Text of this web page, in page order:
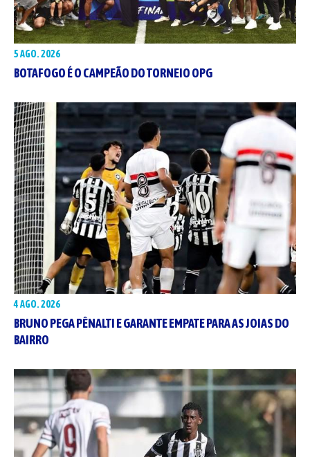
5 AGO. 2026
BOTAFOGO É O CAMPEÃO DO TORNEIO OPG
4 AGO. 2026
BRUNO PEGA PÊNALTI E GARANTE EMPATE PARA AS JOIAS DO
BAIRRO